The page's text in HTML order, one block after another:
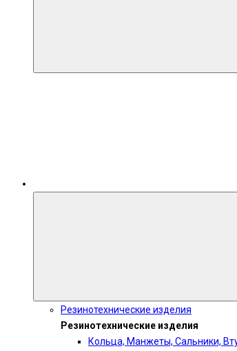
Резинотехнические изделия
Резинотехнические изделия
Кольца, Манжеты, Сальники,